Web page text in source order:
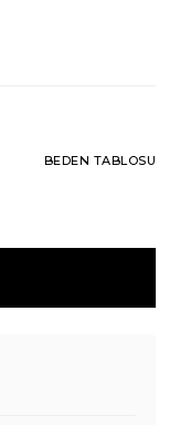
BEDEN TABLOSU